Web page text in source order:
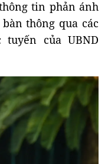
tin phản ánh
thông qua các
của UBND